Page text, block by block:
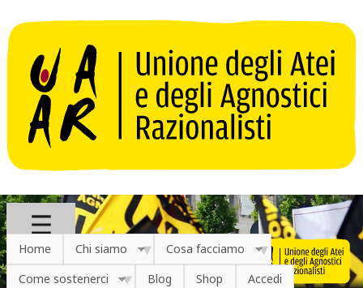
Home Chi siamo
Cosa facciamo
Come sostenerci
Blog Shop Accedi